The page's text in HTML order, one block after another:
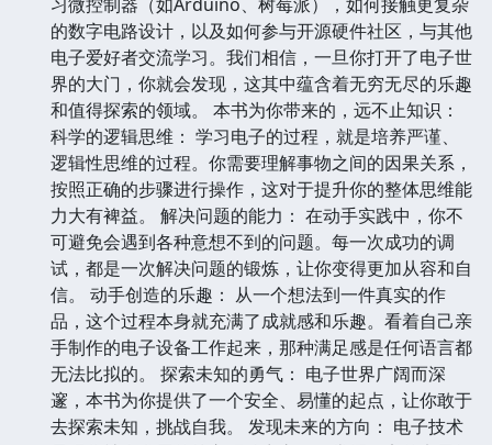
的数字电路设计，以及如何参与开源硬件社区，与其他
电子爱好者交流学习。我们相信，一旦你打开了电子世
界的大门，你就会发现，这其中蕴含着无穷无尽的乐趣
和值得探索的领域。 本书为你带来的，远不止知识：
科学的逻辑思维： 学习电子的过程，就是培养严谨、
逻辑性思维的过程。你需要理解事物之间的因果关系，
按照正确的步骤进行操作，这对于提升你的整体思维能
力大有裨益。 解决问题的能力： 在动手实践中，你不
可避免会遇到各种意想不到的问题。每一次成功的调
试，都是一次解决问题的锻炼，让你变得更加从容和自
信。 动手创造的乐趣： 从一个想法到一件真实的作
品，这个过程本身就充满了成就感和乐趣。看着自己亲
手制作的电子设备工作起来，那种满足感是任何语言都
无法比拟的。 探索未知的勇气： 电子世界广阔而深
邃，本书为你提供了一个安全、易懂的起点，让你敢于
去探索未知，挑战自我。 发现未来的方向： 电子技术